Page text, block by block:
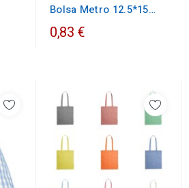
Bolsa Metro 12.5*15
multiusos
0,83 €